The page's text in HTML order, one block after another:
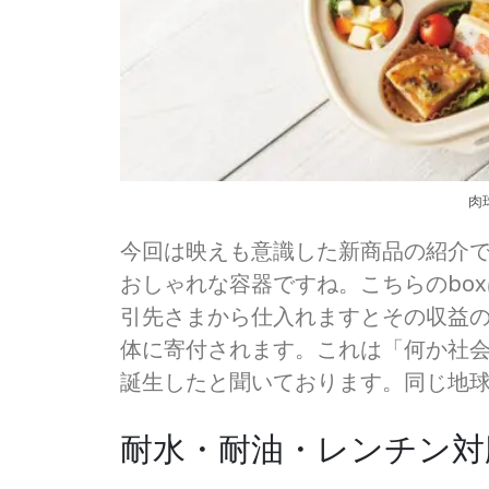
肉
今回は映えも意識した新商品の紹介
おしゃれな容器ですね。こちらの
引先さまから仕入れますとその収益
体に寄付されます。これは「何か社
誕生したと聞いております。同じ地
耐水・耐油・レンチン